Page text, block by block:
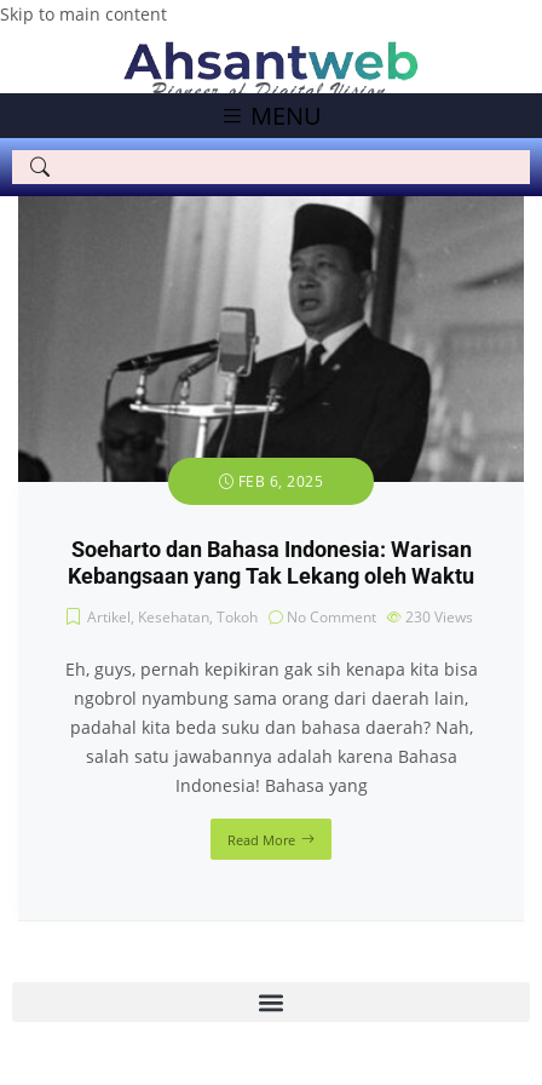
Skip to main content
MENU
FEB 6, 2025
Soeharto dan Bahasa Indonesia: Warisan
Kebangsaan yang Tak Lekang oleh Waktu
Artikel, Kesehatan, Tokoh No Comment 230 Views
Eh, guys, pernah kepikiran gak sih kenapa kita bisa
ngobrol nyambung sama orang dari daerah lain,
padahal kita beda suku dan bahasa daerah? Nah,
salah satu jawabannya adalah karena Bahasa
Indonesia! Bahasa yang
Read More